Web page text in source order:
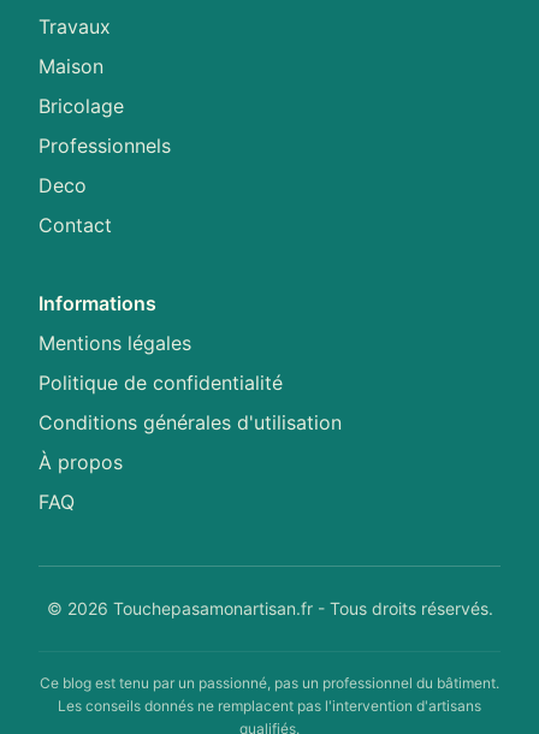
Travaux
Maison
Bricolage
Professionnels
Deco
Contact
Informations
Mentions légales
Politique de confidentialité
Conditions générales d'utilisation
À propos
FAQ
© 2026 Touchepasamonartisan.fr - Tous droits réservés.
Ce blog est tenu par un passionné, pas un professionnel du bâtiment.
Les conseils donnés ne remplacent pas l'intervention d'artisans
qualifiés.